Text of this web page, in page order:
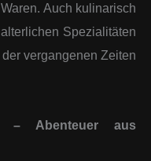
Auch kulinarisch
Spezialitäten
vergangenen Zeiten
– Abenteuer aus